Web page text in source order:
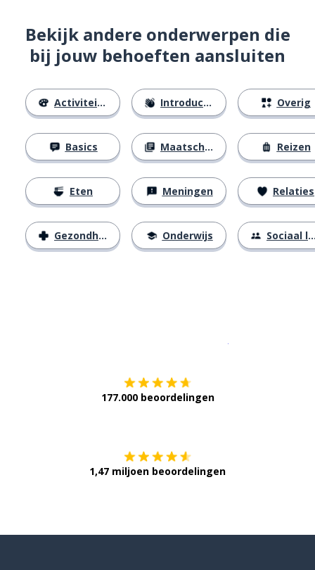
Bekijk andere onderwerpen die
bij jouw behoeften aansluiten
Activiteiten
Basics
Eten
Gezondheid
Introducties
Maatschappij
Meningen
Onderwijs
Overig
Reizen
Relaties
Sociaal leven
177.000 beoordelingen
1,47 miljoen beoordelingen